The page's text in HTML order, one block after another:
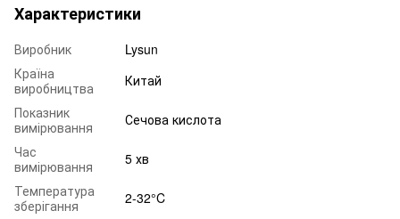
Характеристики
Виробник
Lysun
Країна
виробництва
Китай
Показник
вимірювання
Сечова кислота
Час
вимірювання
5 хв
Температура
зберігання
2-32°C